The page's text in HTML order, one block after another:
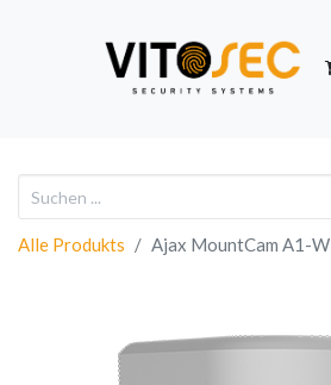
Alle Produkts Ajax MountCam A1-W